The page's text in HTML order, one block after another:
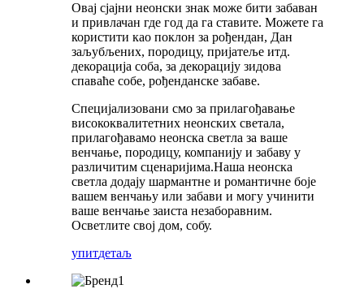
Овај сјајни неонски знак може бити забаван
и привлачан где год да га ставите. Можете га
користити као поклон за рођендан, Дан
заљубљених, породицу, пријатеље итд.
декорација соба, за декорацију зидова
спаваће собе, рођенданске забаве.
Специјализовани смо за прилагођавање
висококвалитетних неонских светала,
прилагођавамо неонска светла за ваше
венчање, породицу, компанију и забаву у
различитим сценаријима.Наша неонска
светла додају шармантне и романтичне боје
вашем венчању или забави и могу учинити
ваше венчање заиста незаборавним.
Осветлите свој дом, собу.
упитдетаљ